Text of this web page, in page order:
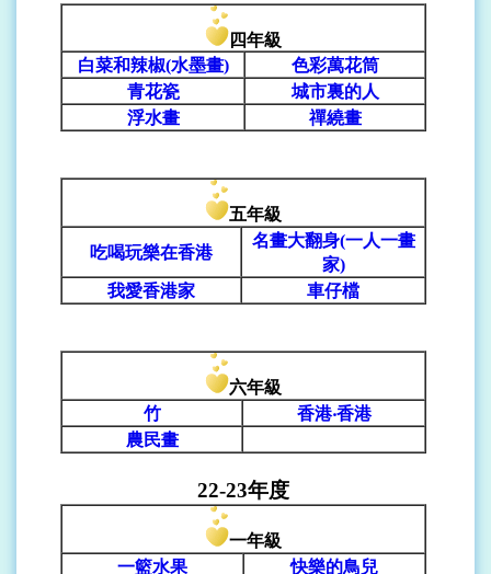
四年級
白菜和辣椒(水墨畫)
色彩萬花筒
青花瓷
城市裏的人
浮水畫
禪繞畫
五年級
吃喝玩樂在香港
名畫大翻身(一人一畫
家)
我愛香港家
車仔檔
六年級
竹
香港‧香港
農民畫
22-23年度
一年級
一籃水果
快樂的鳥兒